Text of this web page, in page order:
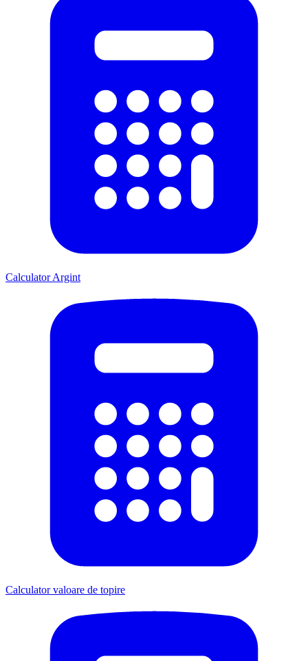
Calculator Argint
Calculator valoare de topire